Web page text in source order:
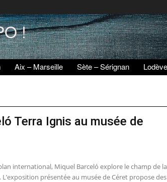
!
Aix – Marseille Sète – Sérignan
Terra Ignis au musée de
international, Miquel Barceló explore le champ de la
présentée au musée de Céret propose des